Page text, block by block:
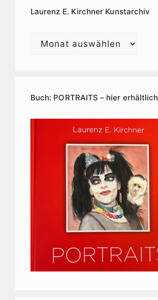
Laurenz E. Kirchner Kunstarchiv
Laurenz
Buch: PORTRAITS – hier erhältlich